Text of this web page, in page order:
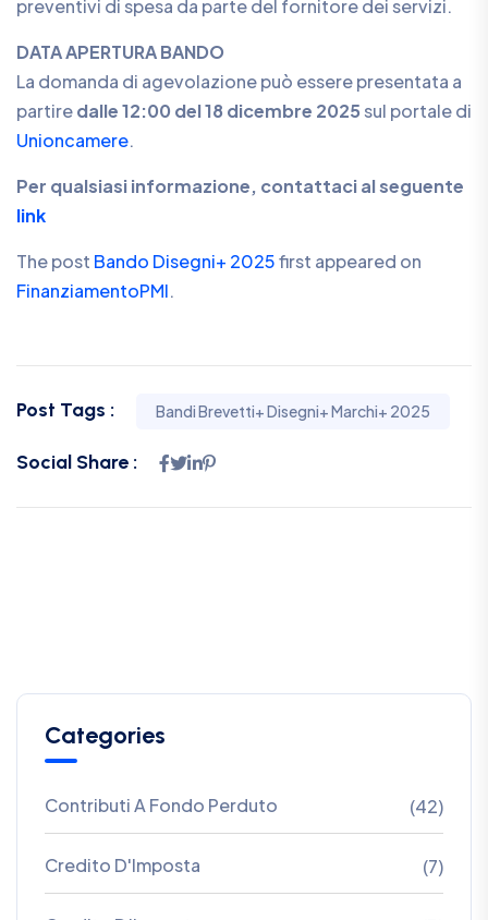
preventivi di spesa da parte del fornitore dei servizi.
DATA APERTURA BANDO
La domanda di agevolazione può essere presentata a
partiredalle 12:00 del 18 dicembre 2025sul portale di
Unioncamere.
Per qualsiasi informazione, contattaci al seguente
link
The post Bando Disegni+ 2025first appeared on
FinanziamentoPMI.
Post Tags : Bandi Brevetti+ Disegni+ Marchi+ 2025
Social Share :
Categories
Contributi A Fondo Perduto (42)
Credito D'Imposta (7)